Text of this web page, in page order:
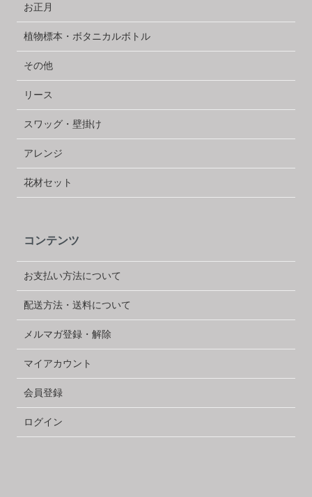
お正月
植物標本・ボタニカルボトル
その他
リース
スワッグ・壁掛け
アレンジ
花材セット
コンテンツ
お支払い方法について
配送方法・送料について
メルマガ登録・解除
マイアカウント
会員登録
ログイン